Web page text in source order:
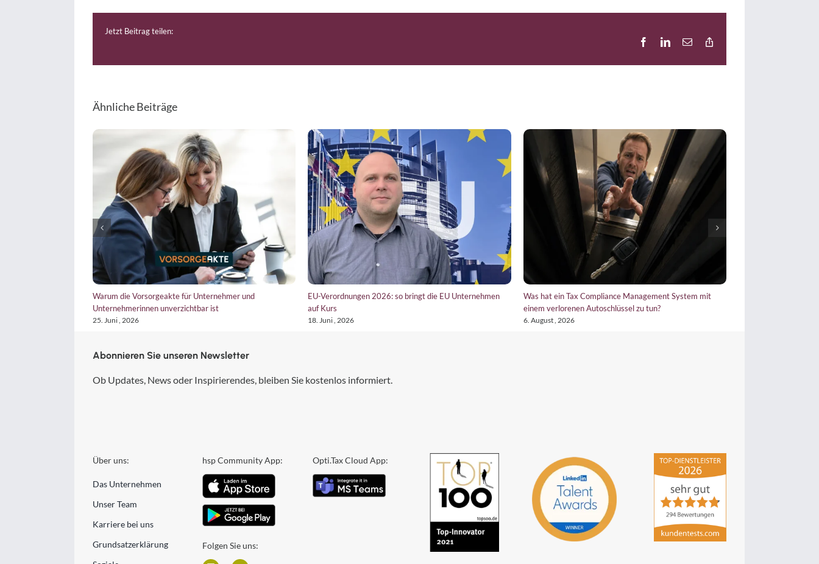
Jetzt Beitrag teilen:
FacebookLinkedIn
E-
Ähnliche Beiträge
Warum die Vorsorgeakte für Unternehmer und
Unternehmerinnen unverzichtbar ist
25. Juni , 2026
EU-Verordnungen 2026: so bringt die EU Unternehmen
auf Kurs
18. Juni , 2026
Was hat ein Tax Compliance Management System mit
einem verlorenen Autoschlüssel zu tun?
6. August , 2026
Abonnieren Sie unseren Newsletter
Ob Updates, News oder Inspirierendes, bleiben Sie kostenlos informiert.
Über uns:
Das Unternehmen
Unser Team
Karriere bei uns
Grundsatzerklärung
hsp Community App:
Folgen Sie uns:
Opti.Tax Cloud App: